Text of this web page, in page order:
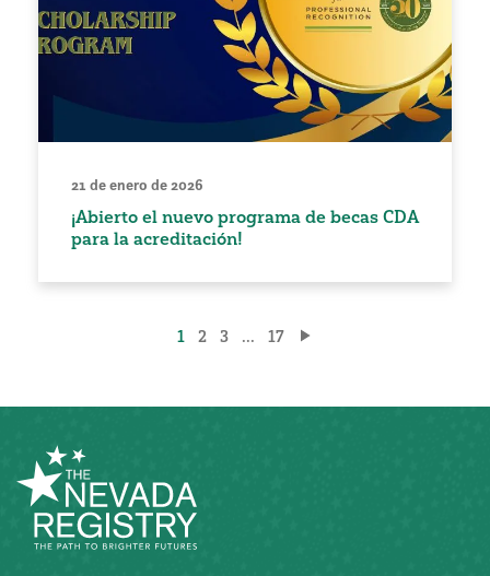
21 de enero de 2026
¡Abierto el nuevo programa de becas CDA
para la acreditación!
entradas
1 2 3 ... 17